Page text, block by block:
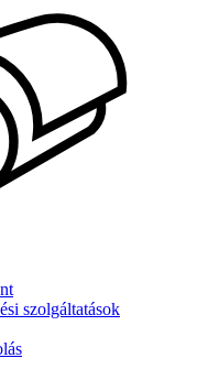
szolgáltatások